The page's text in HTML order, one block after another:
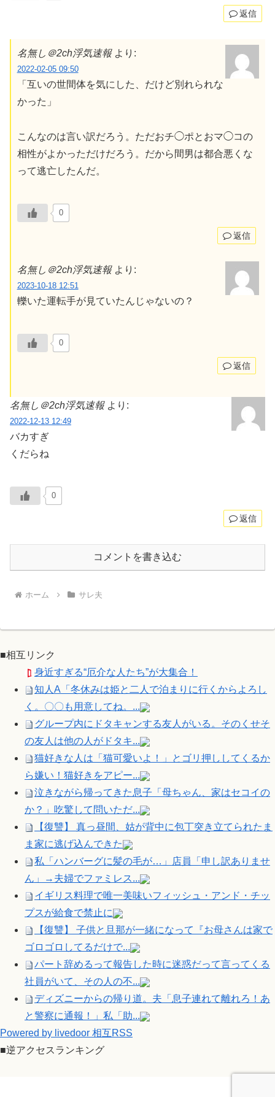
返信
名無し＠2ch浮気速報 より:
2022-02-05 09:50
「互いの世間体を気にした、だけど別れられな
かった」
こんなのは言い訳だろう。ただおチ◯ポとおマ◯コの
相性がよかっただけだろう。だから間男は都合悪くな
って逃亡したんだ。
0
返信
名無し＠2ch浮気速報 より:
2023-10-18 12:51
轢いた運転手が見ていたんじゃないの？
0
返信
名無し＠2ch浮気速報 より:
2022-12-13 12:49
バカすぎ
くだらね
0
返信
コメントを書き込む
ホーム サレ夫
■相互リンク
身近すぎる“厄介な人たち”が大集合！
知人A「冬休みは姫と二人で泊まりに行くからよろし
く。〇〇も用意してね。...
グループ内にドタキャンする友人がいる。そのくせそ
の友人は他の人がドタキ...
猫好きな人は「猫可愛いよ！」とゴリ押ししてくるか
ら嫌い！猫好きをアピー...
泣きながら帰ってきた息子「母ちゃん、家はセコイの
か？」吃驚して問いただ...
【復讐】 真っ昼間、姑が背中に包丁突き立てられたま
ま家に逃げ込んできた
私「ハンバーグに髪の毛が…」店員「申し訳ありませ
ん」→夫婦でファミレス...
イギリス料理で唯一美味いフィッシュ・アンド・チッ
プスが給食で禁止に
【復讐】 子供と旦那が一緒になって『お母さんは家で
ゴロゴロしてるだけで...
パート辞めるって報告した時に迷惑だって言ってくる
社員がいて、その人の不...
ディズニーからの帰り道。夫「息子連れて離れろ！あ
と警察に通報！」私「助...
Powered by livedoor 相互RSS
■逆アクセスランキング